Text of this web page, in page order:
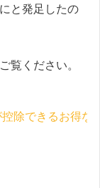
と発足したの
覧ください。
除できるお得な